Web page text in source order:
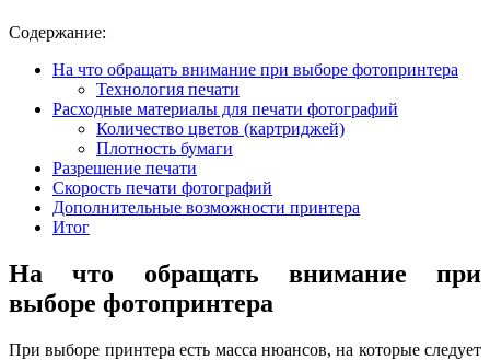
Содержание:
На что обращать внимание при выборе фотопринтера
Технология печати
Расходные материалы для печати фотографий
Количество цветов (картриджей)
Плотность бумаги
Разрешение печати
Скорость печати фотографий
Дополнительные возможности принтера
Итог
На что обращать внимание при
выборе фотопринтера
При выборе принтера есть масса нюансов, на которые следует